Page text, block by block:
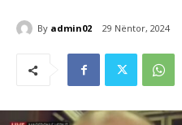
By admin02 29 Nëntor, 2024